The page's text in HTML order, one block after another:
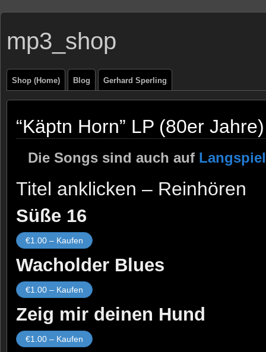
mp3_shop
Shop (Home) Blog Gerhard Sperling
“Käptn Horn” LP (80er Jahre)
Die Songs sind auch auf
Titel anklicken – Reinhören
Süße 16
€1.00 – Kaufen
Wacholder Blues
€1.00 – Kaufen
Zeig mir deinen Hund
€1.00 – Kaufen